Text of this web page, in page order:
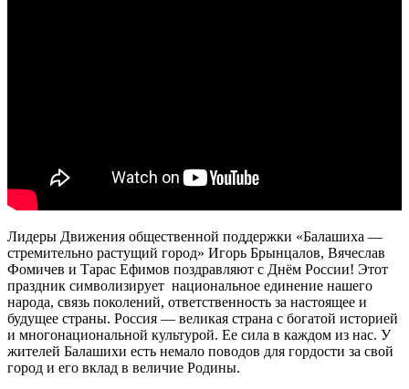
Лидеры Движения общественной поддержки «Балашиха —
стремительно растущий город» Игорь Брынцалов, Вячеслав
Фомичев и Тарас Ефимов поздравляют с Днём России! Этот
праздник символизирует национальное единение нашего
народа, связь поколений, ответственность за настоящее и
будущее страны. Россия — великая страна с богатой историей
и многонациональной культурой. Ее сила в каждом из нас. У
жителей Балашихи есть немало поводов для гордости за свой
город и его вклад в величие Родины.